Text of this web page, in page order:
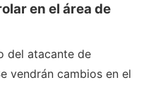
en el área de
del atacante de
vendrán cambios en el